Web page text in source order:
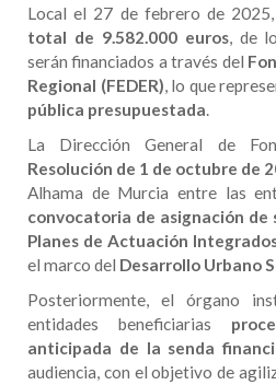
Local el 27 de febrero de
total de 9.582.000 euros, de
serán financiados a través del
Regional (FEDER), lo que
pública presupuestada.
La Dirección General de
Resolución de 1 de octubre de
Alhama de Murcia entre las
convocatoria de asignación de
Planes de Actuación
el marco del Desarrollo Urbano
Posteriormente, el órgano
entidades beneficiarias
anticipada de la senda
audiencia, con el objetivo de